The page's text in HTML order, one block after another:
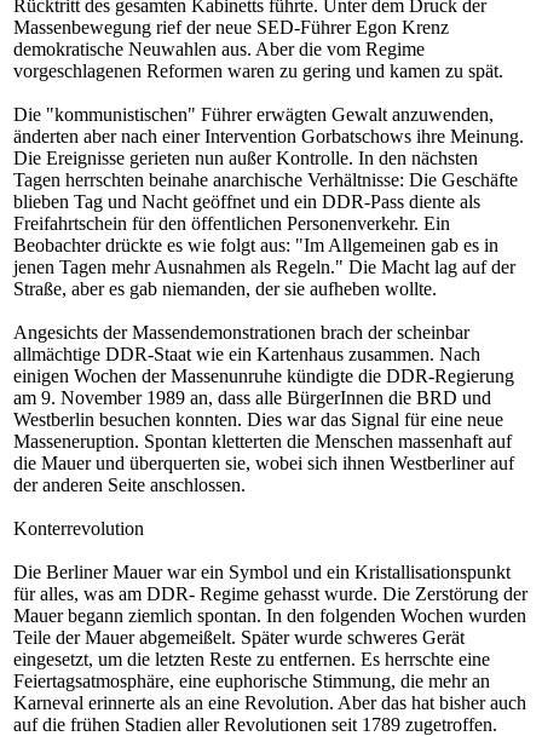
Rücktritt des gesamten Kabinetts führte. Unter dem Druck der
Massenbewegung rief der neue SED-Führer Egon Krenz
demokratische Neuwahlen aus. Aber die vom Regime
vorgeschlagenen Reformen waren zu gering und kamen zu spät.
Die "kommunistischen" Führer erwägten Gewalt anzuwenden,
änderten aber nach einer Intervention Gorbatschows ihre Meinung.
Die Ereignisse gerieten nun außer Kontrolle. In den nächsten
Tagen herrschten beinahe anarchische Verhältnisse: Die Geschäfte
blieben Tag und Nacht geöffnet und ein DDR-Pass diente als
Freifahrtschein für den öffentlichen Personenverkehr. Ein
Beobachter drückte es wie folgt aus: "Im Allgemeinen gab es in
jenen Tagen mehr Ausnahmen als Regeln." Die Macht lag auf der
Straße, aber es gab niemanden, der sie aufheben wollte.
Angesichts der Massendemonstrationen brach der scheinbar
allmächtige DDR-Staat wie ein Kartenhaus zusammen. Nach
einigen Wochen der Massenunruhe kündigte die DDR-Regierung
am 9. November 1989 an, dass alle BürgerInnen die BRD und
Westberlin besuchen konnten. Dies war das Signal für eine neue
Masseneruption. Spontan kletterten die Menschen massenhaft auf
die Mauer und überquerten sie, wobei sich ihnen Westberliner auf
der anderen Seite anschlossen.
Konterrevolution
Die Berliner Mauer war ein Symbol und ein Kristallisationspunkt
für alles, was am DDR- Regime gehasst wurde. Die Zerstörung der
Mauer begann ziemlich spontan. In den folgenden Wochen wurden
Teile der Mauer abgemeißelt. Später wurde schweres Gerät
eingesetzt, um die letzten Reste zu entfernen. Es herrschte eine
Feiertagsatmosphäre, eine euphorische Stimmung, die mehr an
Karneval erinnerte als an eine Revolution. Aber das hat bisher auch
auf die frühen Stadien aller Revolutionen seit 1789 zugetroffen.